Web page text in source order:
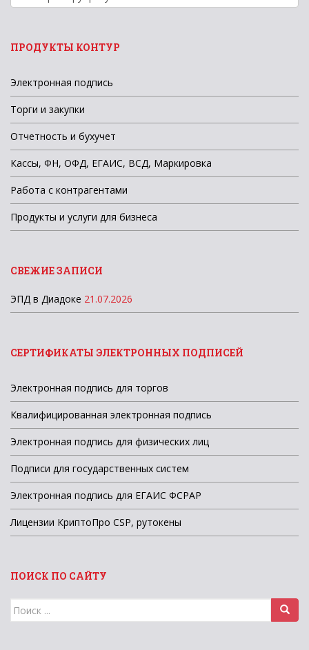
новостей
ПРОДУКТЫ КОНТУР
Электронная подпись
Торги и закупки
Отчетность и бухучет
Кассы, ФН, ОФД, ЕГАИС, ВСД, Маркировка
Работа с контрагентами
Продукты и услуги для бизнеса
СВЕЖИЕ ЗАПИСИ
ЭПД в Диадоке 21.07.2026
СЕРТИФИКАТЫ ЭЛЕКТРОННЫХ ПОДПИСЕЙ
Электронная подпись для торгов
Квалифицированная электронная подпись
Электронная подпись для физических лиц
Подписи для государственных систем
Электронная подпись для ЕГАИС ФСРАР
Лицензии КриптоПро CSP, рутокены
ПОИСК ПО САЙТУ
Поиск
для: